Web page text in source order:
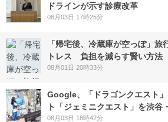
ドラインが示す診療改革
08月03日 17時25分
「帰宅後、冷蔵庫が空っぽ」
トレス 負担を減らす賢い方法
08月01日 20時33分
Google、「ドラゴンクエスト
ト「ジェミニクエスト」を渋谷
08月03日 18時42分